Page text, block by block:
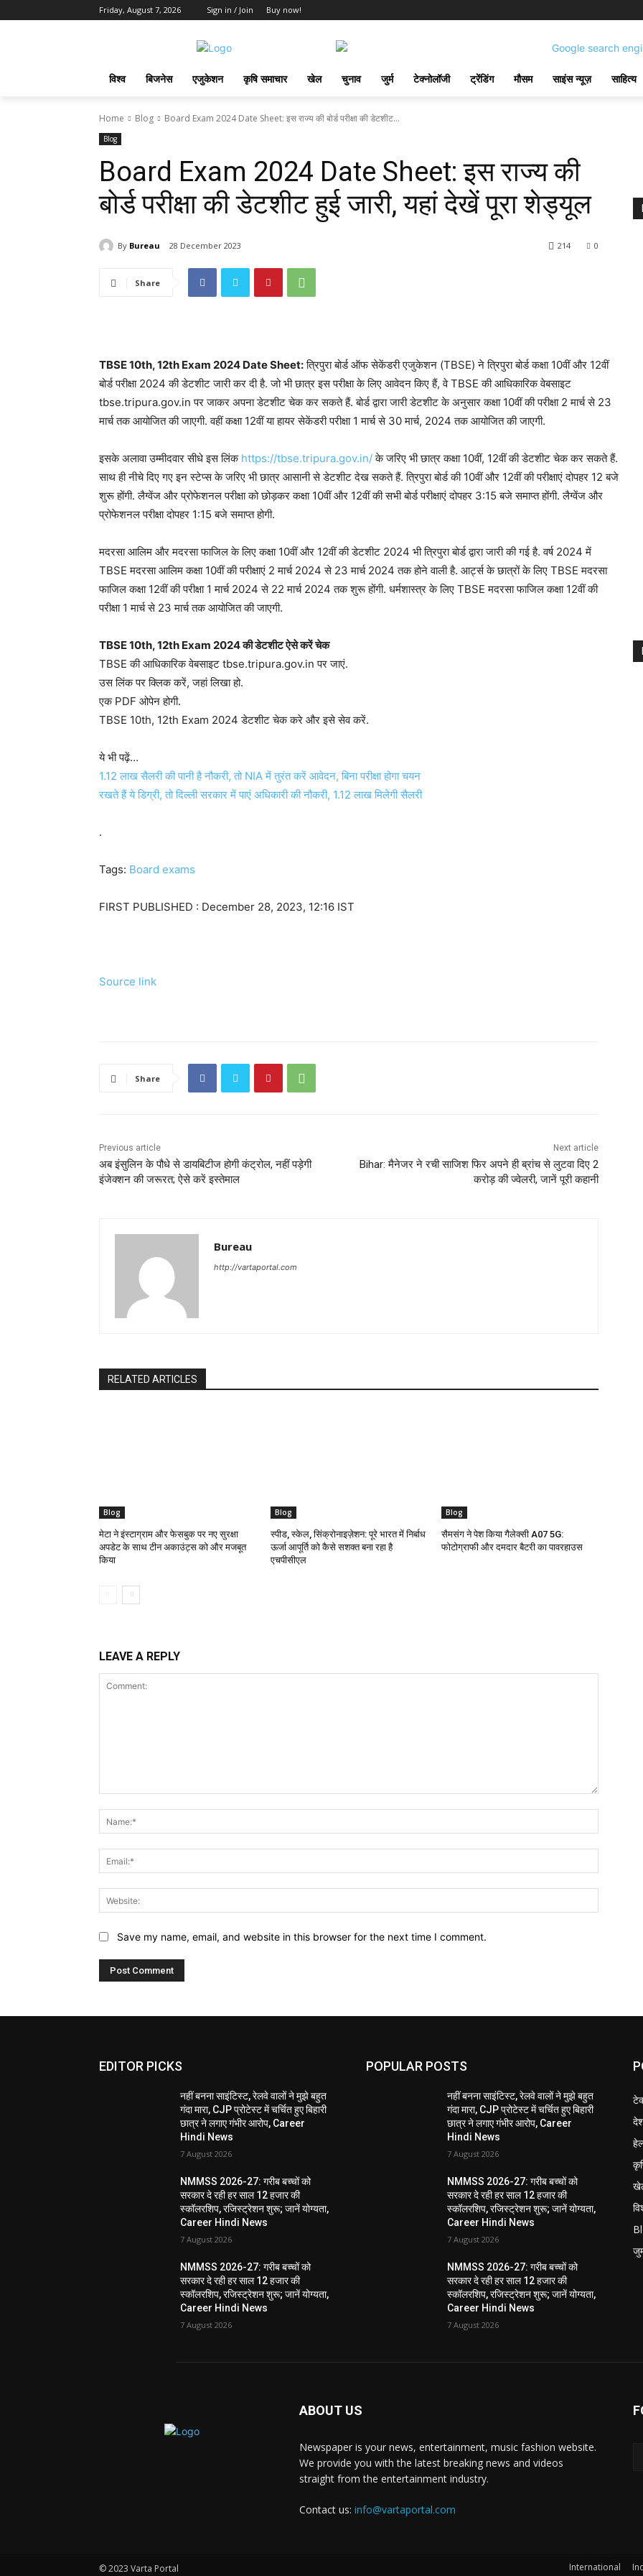
Friday, August 7, 2026 Sign in / Join Buy now!
विश्व बिजनेस एजुकेशन कृषि समाचार खेल चुनाव जुर्म टेक्नोलॉजी ट्रेंडिंग मौसम साइंस न्यूज़ साहित्य
Home Blog Board Exam 2024 Date Sheet: इस राज्य की बोर्ड परीक्षा की डेटशीट...
Blog
Board Exam 2024 Date Sheet: इस राज्य की
बोर्ड परीक्षा की डेटशीट हुई जारी, यहां देखें पूरा शेड्यूल
By Bureau 28 December 2023 0
214
Share
TBSE 10th, 12th Exam 2024 Date Sheet:त्रिपुरा बोर्ड ऑफ सेकेंडरी एजुकेशन (TBSE) ने त्रिपुरा बोर्ड कक्षा 10वीं और 12वीं
बोर्ड परीक्षा 2024 की डेटशीट जारी कर दी है. जो भी छात्र इस परीक्षा के लिए आवेदन किए हैं, वे TBSE की आधिकारिक वेबसाइट
tbse.tripura.gov.in पर जाकर अपना डेटशीट चेक कर सकते हैं. बोर्ड द्वारा जारी डेटशीट के अनुसार कक्षा 10वीं की परीक्षा 2 मार्च से 23
मार्च तक आयोजित की जाएगी. वहीं कक्षा 12वीं या हायर सेकेंडरी परीक्षा 1 मार्च से 30 मार्च, 2024 तक आयोजित की जाएगी.
इसके अलावा उम्मीदवार सीधे इस लिंक https://tbse.tripura.gov.in/के जरिए भी छात्र कक्षा 10वीं, 12वीं की डेटशीट चेक कर सकते हैं.
साथ ही नीचे दिए गए इन स्टेप्स के जरिए भी छात्र आसानी से डेटशीट देख सकते हैं. त्रिपुरा बोर्ड की 10वीं और 12वीं की परीक्षाएं दोपहर 12 बजे
शुरू होंगी. लैग्वेंज और प्रोफेशनल परीक्षा को छोड़कर कक्षा 10वीं और 12वीं की सभी बोर्ड परीक्षाएं दोपहर 3:15 बजे समाप्त होंगी. लैग्वेंज और
प्रोफेशनल परीक्षा दोपहर 1:15 बजे समाप्त होगी.
मदरसा आलिम और मदरसा फाजिल के लिए कक्षा 10वीं और 12वीं की डेटशीट 2024 भी त्रिपुरा बोर्ड द्वारा जारी की गई है. वर्ष 2024 में
TBSE मदरसा आलिम कक्षा 10वीं की परीक्षाएं 2 मार्च 2024 से 23 मार्च 2024 तक होने वाली है. आर्ट्स के छात्रों के लिए TBSE मदरसा
फाजिल कक्षा 12वीं की परीक्षा 1 मार्च 2024 से 22 मार्च 2024 तक शुरू होंगी. धर्मशास्त्र के लिए TBSE मदरसा फाजिल कक्षा 12वीं की
परीक्षा 1 मार्च से 23 मार्च तक आयोजित की जाएगी.
TBSE 10th, 12th Exam 2024 की डेटशीट ऐसे करें चेक
TBSE की आधिकारिक वेबसाइट tbse.tripura.gov.in पर जाएं.
उस लिंक पर क्लिक करें, जहां लिखा हो.
एक PDF ओपेन होगी.
TBSE 10th, 12th Exam 2024 डेटशीट चेक करे और इसे सेव करें.
ये भी पढ़ें…
1.12 लाख सैलरी की पानी है नौकरी, तो NIA में तुरंत करें आवेदन, बिना परीक्षा होगा चयन
रखते हैं ये डिग्री, तो दिल्ली सरकार में पाएं अधिकारी की नौकरी, 1.12 लाख मिलेगी सैलरी
.
Tags: Board exams
FIRST PUBLISHED : December 28, 2023, 12:16 IST
Source link
Share
Previous article
अब इंसुलिन के पौधे से डायबिटीज होगी कंट्रोल, नहीं पड़ेगी
इंजेक्शन की जरूरत; ऐसे करें इस्तेमाल
Next article
Bihar: मैनेजर ने रची साजिश फिर अपने ही ब्रांच से लुटवा दिए 2
करोड़ की ज्वेलरी, जानें पूरी कहानी
Bureau
http://vartaportal.com
RELATED ARTICLES
Blog
मेटा ने इंस्टाग्राम और फेसबुक पर नए सुरक्षा
अपडेट के साथ टीन अकाउंट्स को और मजबूत
किया
Blog
स्पीड, स्केल, सिंक्रोनाइज़ेशन: पूरे भारत में निर्बाध
ऊर्जा आपूर्ति को कैसे सशक्त बना रहा है
एचपीसीएल
Blog
सैमसंग ने पेश किया गैलेक्सी A07 5G:
फोटोग्राफी और दमदार बैटरी का पावरहाउस
LEAVE A REPLY
Save my name, email, and website in this browser for the next time I comment.
EDITOR PICKS
नहीं बनना साइंटिस्ट, रेलवे वालों ने मुझे बहुत
गंदा मारा, CJP प्रोटेस्ट में चर्चित हुए बिहारी
छात्र ने लगाए गंभीर आरोप, Career
Hindi News
7 August 2026
NMMSS 2026-27: गरीब बच्चों को
सरकार दे रही हर साल 12 हजार की
स्कॉलरशिप, रजिस्ट्रेशन शुरू; जानें योग्यता,
Career Hindi News
7 August 2026
NMMSS 2026-27: गरीब बच्चों को
सरकार दे रही हर साल 12 हजार की
स्कॉलरशिप, रजिस्ट्रेशन शुरू; जानें योग्यता,
Career Hindi News
7 August 2026
POPULAR POSTS
नहीं बनना साइंटिस्ट, रेलवे वालों ने मुझे बहुत
गंदा मारा, CJP प्रोटेस्ट में चर्चित हुए बिहारी
छात्र ने लगाए गंभीर आरोप, Career
Hindi News
7 August 2026
NMMSS 2026-27: गरीब बच्चों को
सरकार दे रही हर साल 12 हजार की
स्कॉलरशिप, रजिस्ट्रेशन शुरू; जानें योग्यता,
Career Hindi News
7 August 2026
NMMSS 2026-27: गरीब बच्चों को
सरकार दे रही हर साल 12 हजार की
स्कॉलरशिप, रजिस्ट्रेशन शुरू; जानें योग्यता,
Career Hindi News
7 August 2026
ABOUT US
Newspaper is your news, entertainment, music fashion website.
We provide you with the latest breaking news and videos
straight from the entertainment industry.
Contact us: info@vartaportal.com
© 2023 Varta Portal International